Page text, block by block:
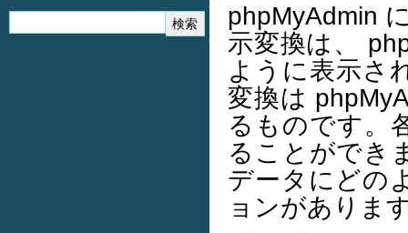
phpMyAdmin
示変換は、
ように表示さ
変換は
るものです。
ることができ
データにどの
ョンがありま